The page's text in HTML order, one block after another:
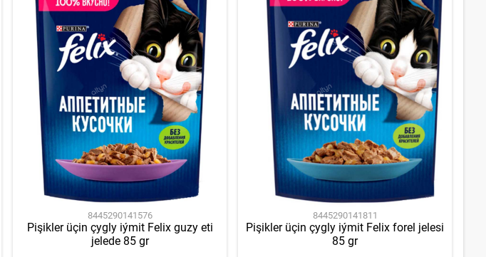
8445290141576
Pişikler üçin çygly iýmit Felix guzy eti
jelede 85 gr
8445290141811
Pişikler üçin çygly iýmit Felix forel jelesi
85 gr